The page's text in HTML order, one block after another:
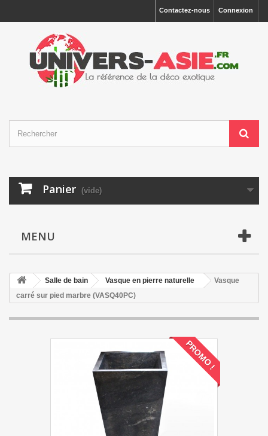
Connexion
Contactez-nous
Panier (vide)
MENU
Salle de bain Vasque en pierre naturelle
Vasque
carré sur pied marbre (VASQ40PC)
PROMO !